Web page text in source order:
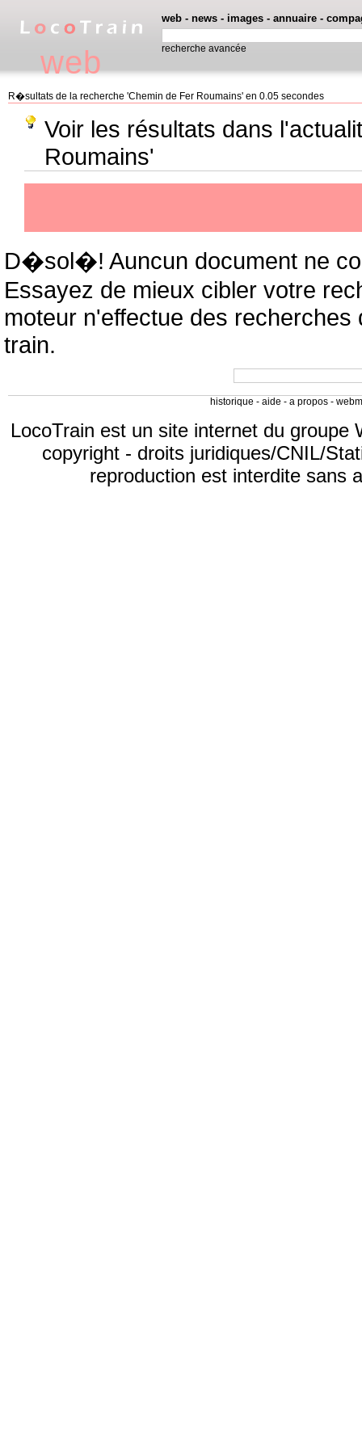
web
web - news - images - annuaire -
recherche avancée
R�sultats de la recherche 'Chemin de Fer Roumains' en 0.05 secondes
Voir les résultats dans
Roumains'
D�sol�! Auncun document ne
Essayez de mieux cibler votre
moteur n'effectue des recherches
train.
historique - aide - a propos-
LocoTrain est un site internet du groupe
copyright- droits juridiques/CNIL/
reproduction est interdite sans